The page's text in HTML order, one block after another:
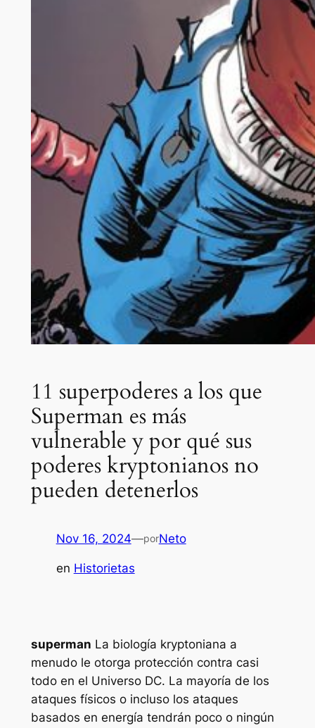
11 superpoderes a los que
Superman es más
vulnerable y por qué sus
poderes kryptonianos no
pueden detenerlos
Nov 16, 2024—porNeto
en Historietas
superman La biología kryptoniana a
menudo le otorga protección contra casi
todo en el Universo DC. La mayoría de los
ataques físicos o incluso los ataques
basados ​​en energía tendrán poco o ningún